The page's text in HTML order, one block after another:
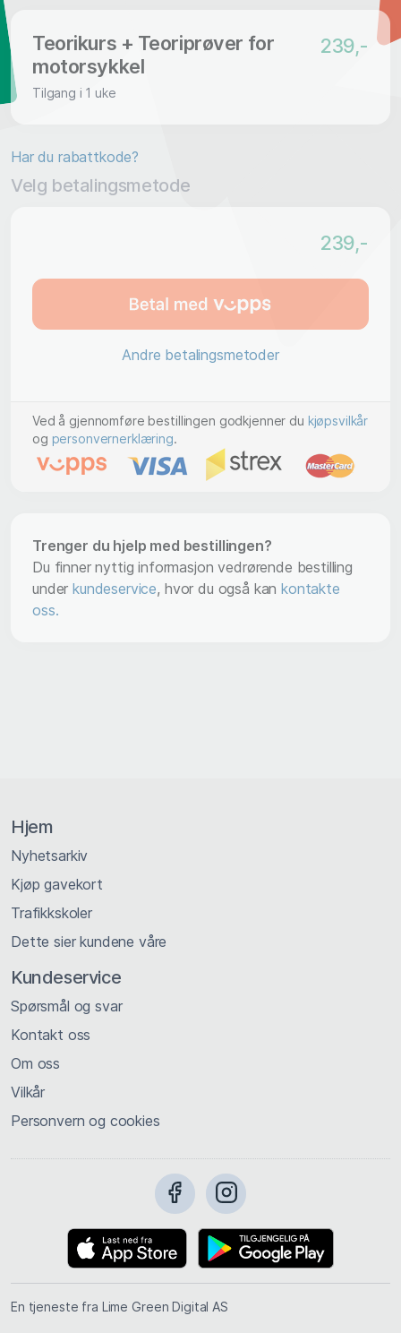
Teorikurs + Teoriprøver for
motorsykkel
Tilgang i 1 uke
239,-
Har du rabattkode?
Velg betalingsmetode
Andre betalingsmetoder
239,-
Ved å gjennomføre bestillingen godkjenner du kjøpsvilkår
og personvernerklæring.
Trenger du hjelp med bestillingen?
Du finner nyttig informasjon vedrørende bestilling
underkundeservice, hvor du også kankontakte
oss.
Hjem
Nyhetsarkiv
Kjøp gavekort
Trafikkskoler
Dette sier kundene våre
Kundeservice
Spørsmål og svar
Kontakt oss
Om oss
Vilkår
Personvern og cookies
En tjeneste fra Lime Green Digital AS